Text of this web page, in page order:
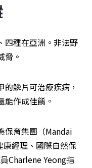
四種在亞洲。非法野
脅。
鱗片可治療疾病，
能作成佳餚。
保育集團（Mandai
經理、國際自然保
Charlene Yeong指